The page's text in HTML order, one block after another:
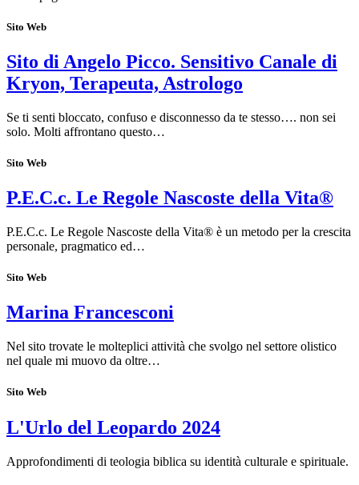
Sito Web
Sito di Angelo Picco. Sensitivo Canale di
Kryon, Terapeuta, Astrologo
Se ti senti bloccato, confuso e disconnesso da te stesso…. non sei
solo. Molti affrontano questo…
Sito Web
P.E.C.c. Le Regole Nascoste della Vita®
P.E.C.c. Le Regole Nascoste della Vita® è un metodo per la crescita
personale, pragmatico ed…
Sito Web
Marina Francesconi
Nel sito trovate le molteplici attività che svolgo nel settore olistico
nel quale mi muovo da oltre…
Sito Web
L'Urlo del Leopardo 2024
Approfondimenti di teologia biblica su identità culturale e spirituale.